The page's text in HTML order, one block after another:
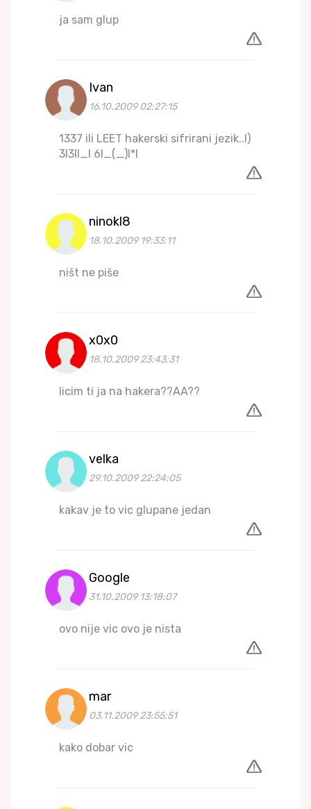
ja sam glup
Ivan
16.10.2009 02:27:15
1337 ili LEET hakerski sifrirani jezik..I)
3I3II_I 6I_(_)I*I
ninokl8
18.10.2009 19:33:11
ništ ne piše
x0x0
18.10.2009 23:43:31
licim ti ja na hakera??AA??
velka
29.10.2009 22:24:05
kakav je to vic glupane jedan
Google
31.10.2009 13:18:07
ovo nije vic ovo je nista
mar
03.11.2009 23:55:51
kako dobar vic